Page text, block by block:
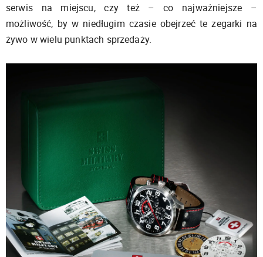
serwis na miejscu, czy też – co najważniejsze –
możliwość, by w niedługim czasie obejrzeć te zegarki na
żywo w wielu punktach sprzedaży.